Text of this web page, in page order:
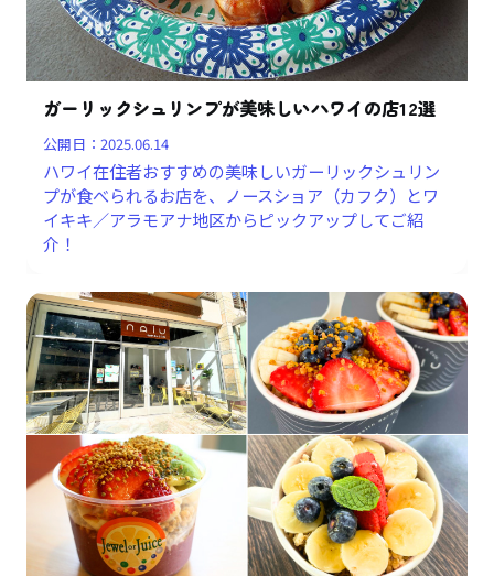
ガーリックシュリンプが美味しいハワイの店12選
公開日：2025.06.14
ハワイ在住者おすすめの美味しいガーリックシュリン
プが食べられるお店を、ノースショア（カフク）とワ
イキキ／アラモアナ地区からピックアップしてご紹
介！